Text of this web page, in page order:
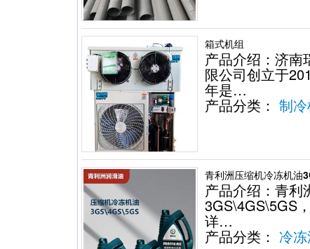
箱式机组
产品介绍：济南
限公司创立于
年是…
产品分类： 制
青利洲压缩机冷冻机油
产品介绍：青利
3GS\4GS\5GS
详…
产品分类： 冷